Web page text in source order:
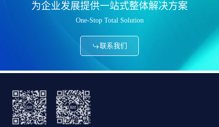
为企业发展提供一站式整体解决方案
One-Stop Total Solution
联系我们